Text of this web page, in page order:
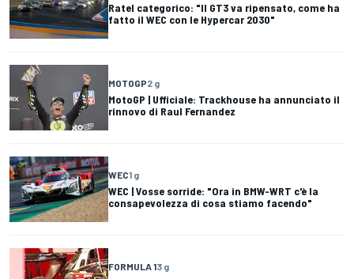
Ratel categorico: "Il GT3 va ripensato, come ha
fatto il WEC con le Hypercar 2030"
MOTOGP2 g
MotoGP | Ufficiale: Trackhouse ha annunciato il
rinnovo di Raul Fernandez
WEC1 g
WEC | Vosse sorride: "Ora in BMW-WRT c'è la
consapevolezza di cosa stiamo facendo"
FORMULA 13 g